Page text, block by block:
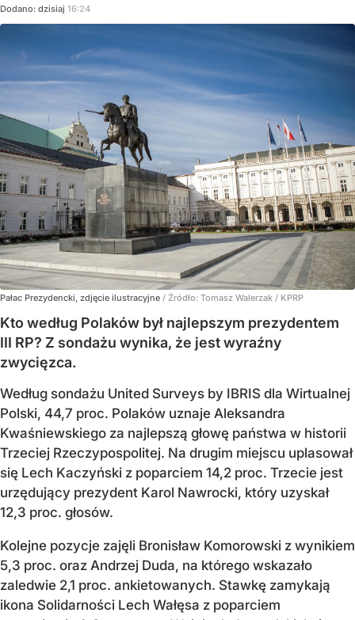
Dodano: dzisiaj 16:24
Pałac Prezydencki, zdjęcie ilustracyjne / Źródło: Tomasz Walerzak / KPRP
Kto według Polaków był najlepszym prezydentem
III RP? Z sondażu wynika, że jest wyraźny
zwycięzca.
Według sondażu United Surveys by IBRIS dla Wirtualnej
Polski, 44,7 proc. Polaków uznaje Aleksandra
Kwaśniewskiego za najlepszą głowę państwa w historii
Trzeciej Rzeczypospolitej. Na drugim miejscu uplasował
się Lech Kaczyński z poparciem 14,2 proc. Trzecie jest
urzędujący prezydent Karol Nawrocki, który uzyskał
12,3 proc. głosów.
Kolejne pozycje zajęli Bronisław Komorowski z wynikiem
5,3 proc. oraz Andrzej Duda, na którego wskazało
zaledwie 2,1 proc. ankietowanych. Stawkę zamykają
ikona Solidarności Lech Wałęsa z poparciem